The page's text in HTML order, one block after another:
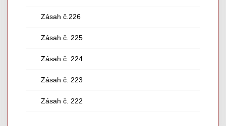
Zásah č.226
Zásah č. 225
Zásah č. 224
Zásah č. 223
Zásah č. 222